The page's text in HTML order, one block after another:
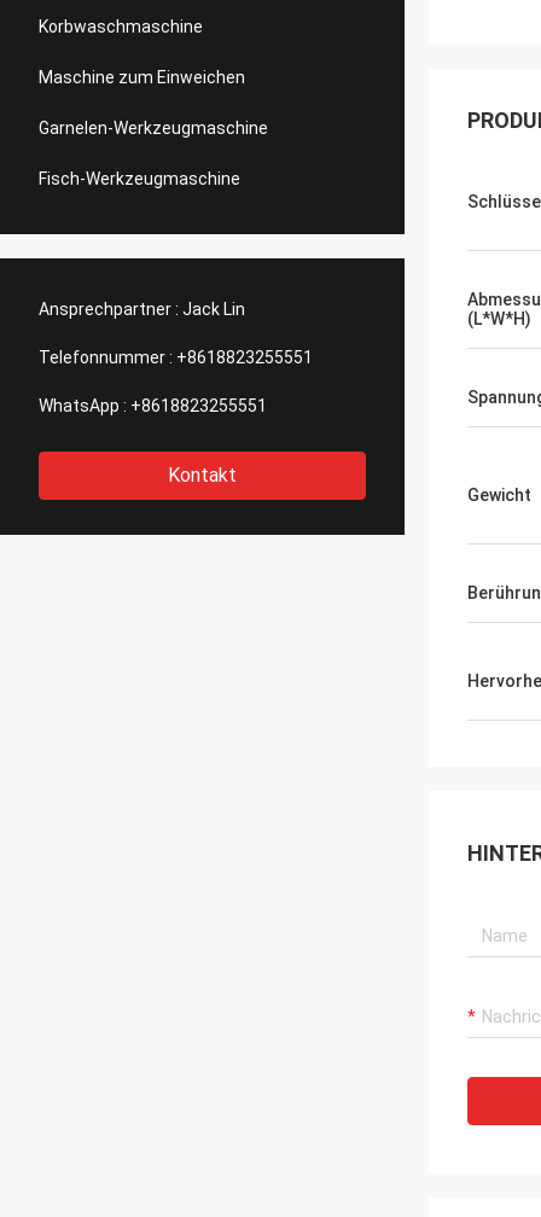
Korbwaschmaschine
Maschine zum Einweichen
Garnelen-Werkzeugmaschine
Fisch-Werkzeugmaschine
Ansprechpartner : Jack Lin
Telefonnummer : +8618823255551
WhatsApp : +8618823255551
Kontakt
(L*W*H)
Gewicht